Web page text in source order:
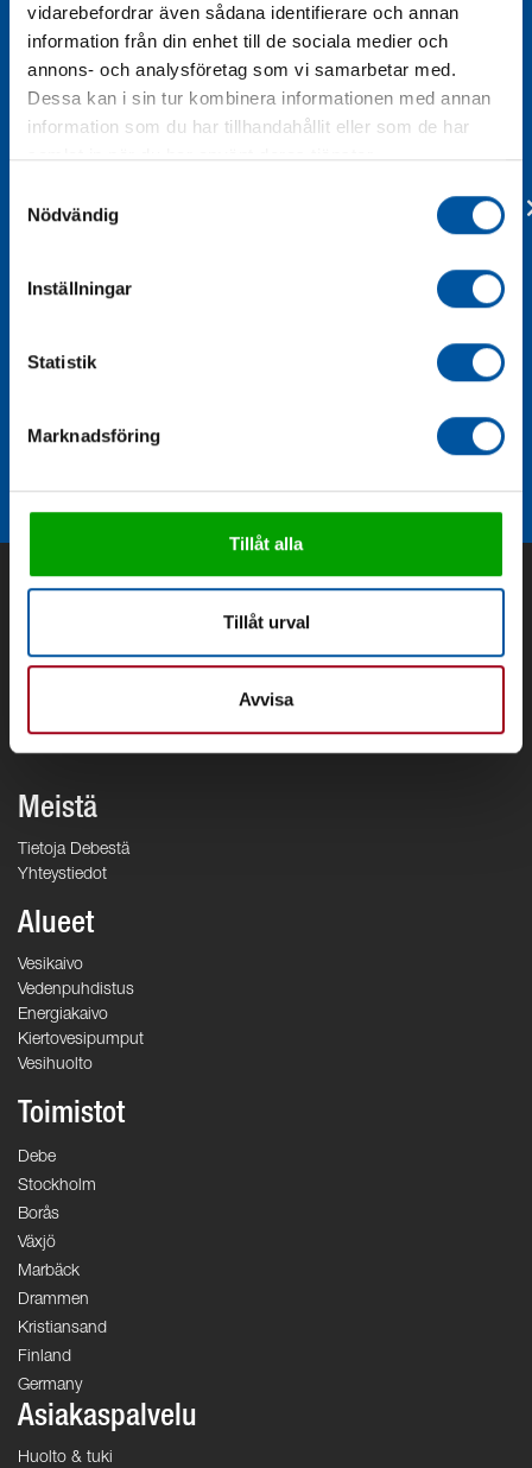
vidarebefordrar även sådana identifierare och annan
information från din enhet till de sociala medier och
annons- och analysföretag som vi samarbetar med.
Dessa kan i sin tur kombinera informationen med annan
information som du har tillhandahållit eller som de har
samlat in när du har använt deras tjänster.
Nödvändig
Inställningar
Statistik
Marknadsföring
Tillåt alla
Tillåt urval
Avvisa
Armatursats V 1.5
Meistä
Tietoja Debestä
Yhteystiedot
Alueet
Vesikaivo
Vedenpuhdistus
Energiakaivo
Kiertovesipumput
Vesihuolto
Toimistot
Debe
Stockholm
Borås
Växjö
Marbäck
Drammen
Kristiansand
Finland
Germany
Asiakaspalvelu
Huolto & tuki